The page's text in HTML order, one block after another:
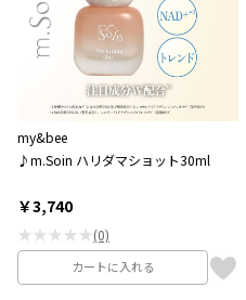
my&bee
♪m.Soin ハリダマショット30ml
￥3,740
★★★★★(0)
カートに入れる